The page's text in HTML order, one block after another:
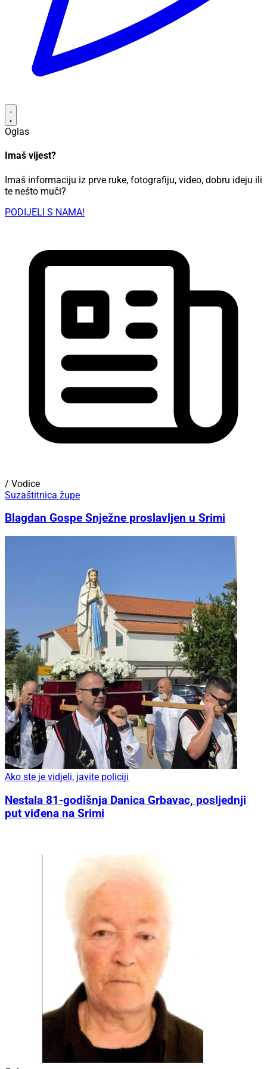
Oglas
Imaš vijest?
Imaš informaciju iz prve ruke, fotografiju, video, dobru ideju ili
te nešto muči?
PODIJELI S NAMA!
/ Vodice
Suzaštitnica župe
Blagdan Gospe Snježne proslavljen u Srimi
Ako ste je vidjeli, javite policiji
Nestala 81-godišnja Danica Grbavac, posljednji
put viđena na Srimi